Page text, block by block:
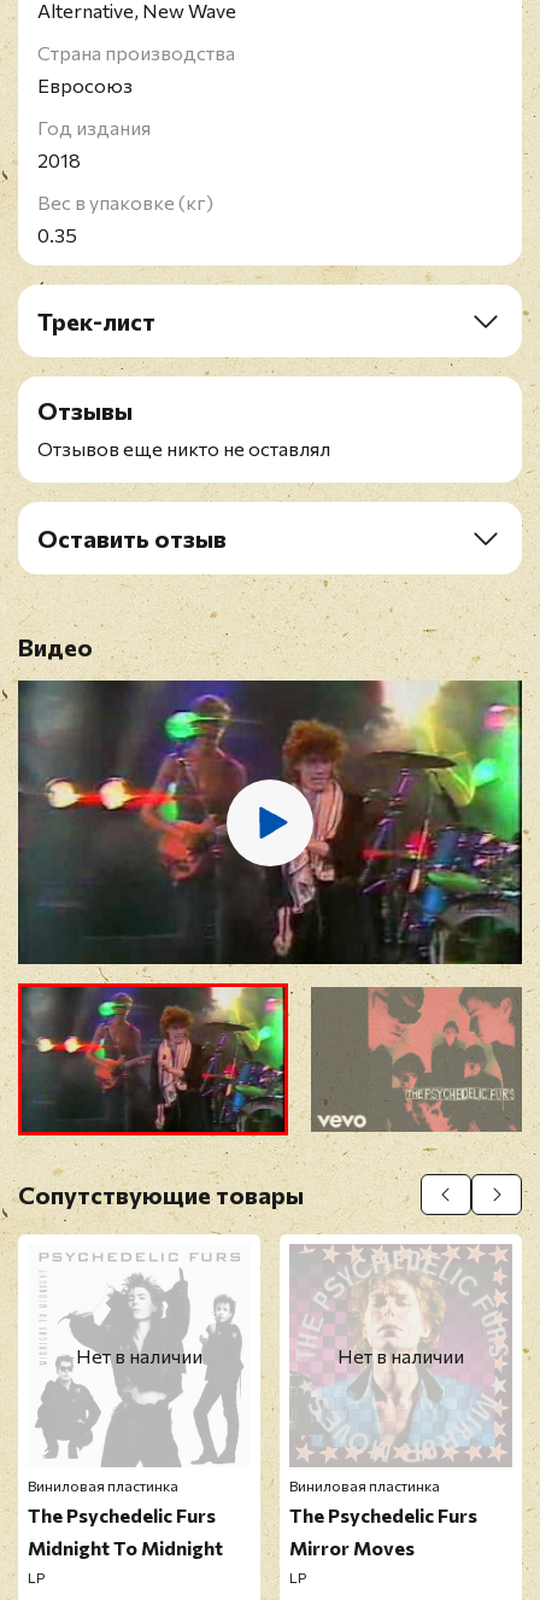
Alternative, New Wave
Страна производства
Евросоюз
Год издания
2018
Вес в упаковке (кг)
0.35
Трек-лист
A1. India
A2. Sister Europe
A3. Imitation Of Christ
A4. Fall
B1. We Love You
B2. Wedding Song
B3. Blacks / Radio
B4. Flowers
Отзывы
Отзывов еще никто не оставлял
Оставить отзыв
Имя*
Прикрепить фото
Оставить отзыв
Перед публикацией отзывы проходят
модерацию
Видео
Сопутствующие товары
Нет в наличии
Виниловая пластинка
The Psychedelic Furs
Midnight To Midnight
LP
Нет в наличии
Виниловая пластинка
The Psychedelic Furs
Mirror Moves
LP